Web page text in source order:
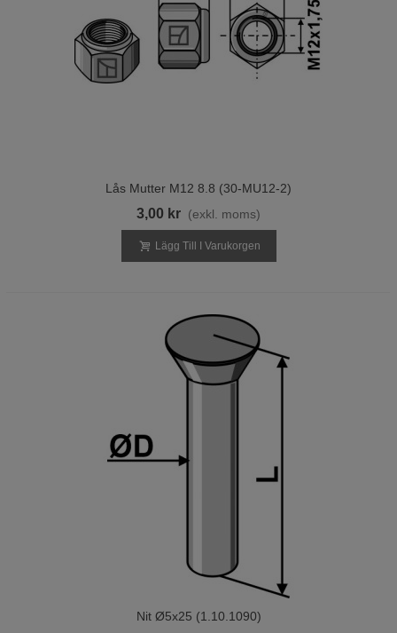
Lås Mutter M12 8.8 (30-MU12-2)
3,00 kr (exkl. moms)
Lägg Till I Varukorgen
Nit Ø5x25 (1.10.1090)